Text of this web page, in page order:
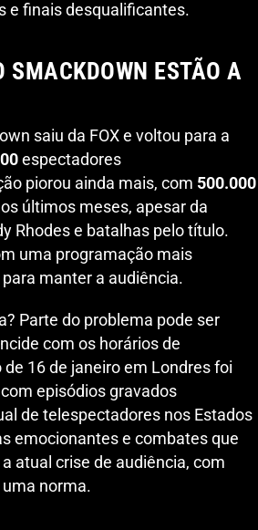
e finais desqualificantes.
SMACKDOWN ESTÃO A
saiu da FOX e voltou para a
espectadores
piorou ainda mais, com 500.000
últimos meses, apesar da
Rhodes e batalhas pelo título.
uma programação mais
manter a audiência.
Parte do problema pode ser
com os horários de
16 de janeiro em Londres foi
episódios gravados
de telespectadores nos Estados
emocionantes e combates que
atual crise de audiência, com
norma.